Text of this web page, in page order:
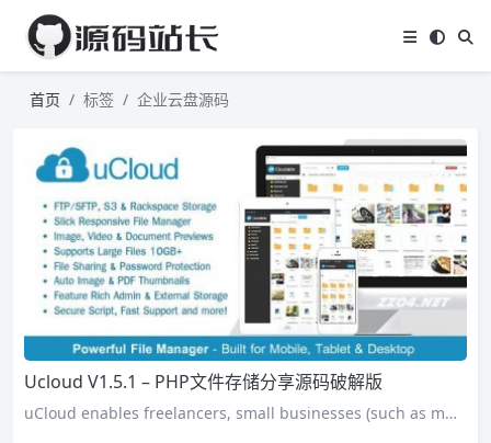
首页 标签 企业云盘源码
Ucloud V1.5.1 – PHP文件存储分享源码破解版
uCloud enables freelancers, small businesses (such as m…